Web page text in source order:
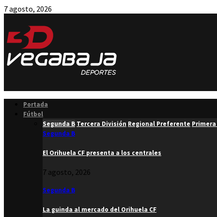
7 agosto, 2026
Portada
Fútbol
Segunda B Tercera División Regional Preferente
Segunda B
El Orihuela CF presenta a los centrales
7 agosto, 2026
Segunda B
La guinda al mercado del Orihuela CF